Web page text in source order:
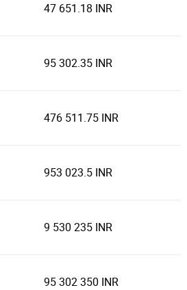
47 651.18 INR
95 302.35 INR
476 511.75 INR
953 023.5 INR
9 530 235 INR
95 302 350 INR